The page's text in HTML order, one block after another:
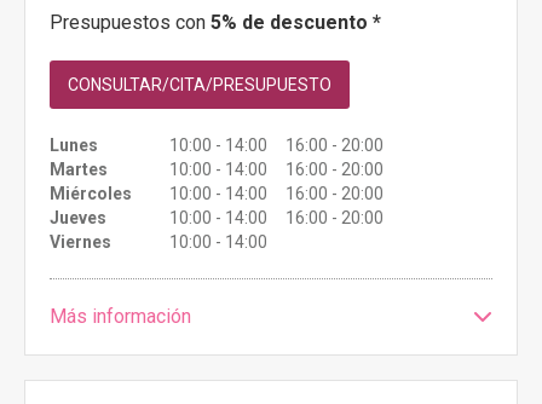
Presupuestos con 5% de descuento *
CONSULTAR/CITA/PRESUPUESTO
Lunes
10:00 - 14:00 16:00 - 20:00
Martes
10:00 - 14:00 16:00 - 20:00
Miércoles
10:00 - 14:00 16:00 - 20:00
Jueves
10:00 - 14:00 16:00 - 20:00
Viernes
10:00 - 14:00
Más información